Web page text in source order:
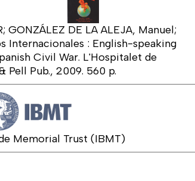
GONZÁLEZ DE LA ALEJA, Manuel;
Internacionales : English-speaking
Civil War. L'Hospitalet de
Pell Pub., 2009. 560 p.
Memorial Trust (IBMT)